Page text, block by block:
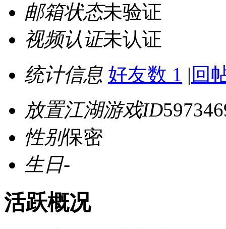
邮箱状态未验证
视频认证未认证
统计信息 好友数 1 | 回
放置江湖游戏ID
性别保密
生日-
活跃概况